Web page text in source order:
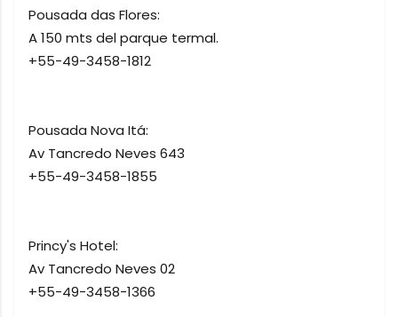
Pousada das Flores:
A 150 mts del parque termal.
+55-49-3458-1812
Pousada Nova Itá:
Av Tancredo Neves 643
+55-49-3458-1855
Princy's Hotel:
Av Tancredo Neves 02
+55-49-3458-1366